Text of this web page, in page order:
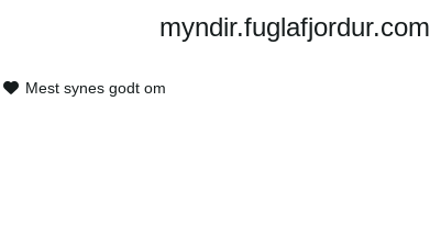
myndir.fuglafjordur.com
Mest synes godt om